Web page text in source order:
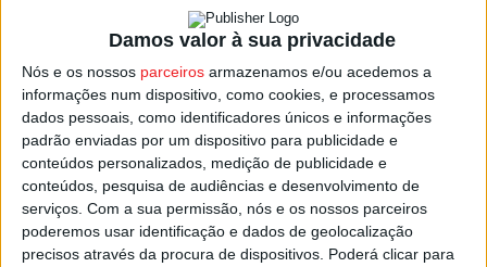
Damos valor à sua privacidade
Nós e os nossos parceiros armazenamos e/ou acedemos a
informações num dispositivo, como cookies, e processamos
dados pessoais, como identificadores únicos e informações
padrão enviadas por um dispositivo para publicidade e
conteúdos personalizados, medição de publicidade e
conteúdos, pesquisa de audiências e desenvolvimento de
serviços. Com a sua permissão, nós e os nossos parceiros
poderemos usar identificação e dados de geolocalização
precisos através da procura de dispositivos. Poderá clicar para
pontos, mais 4 que os viseenses. A formação de
Guimarães vem de um triunfo em Braga, onde venceu por
3-1.
O jogo desta noite começa pelas 19h00, no Pavilhão
Desportivo do Candoso.
Esta e outras notícias para ouvir na Estação Diária – 96.8
FM ou em www.968.fm.